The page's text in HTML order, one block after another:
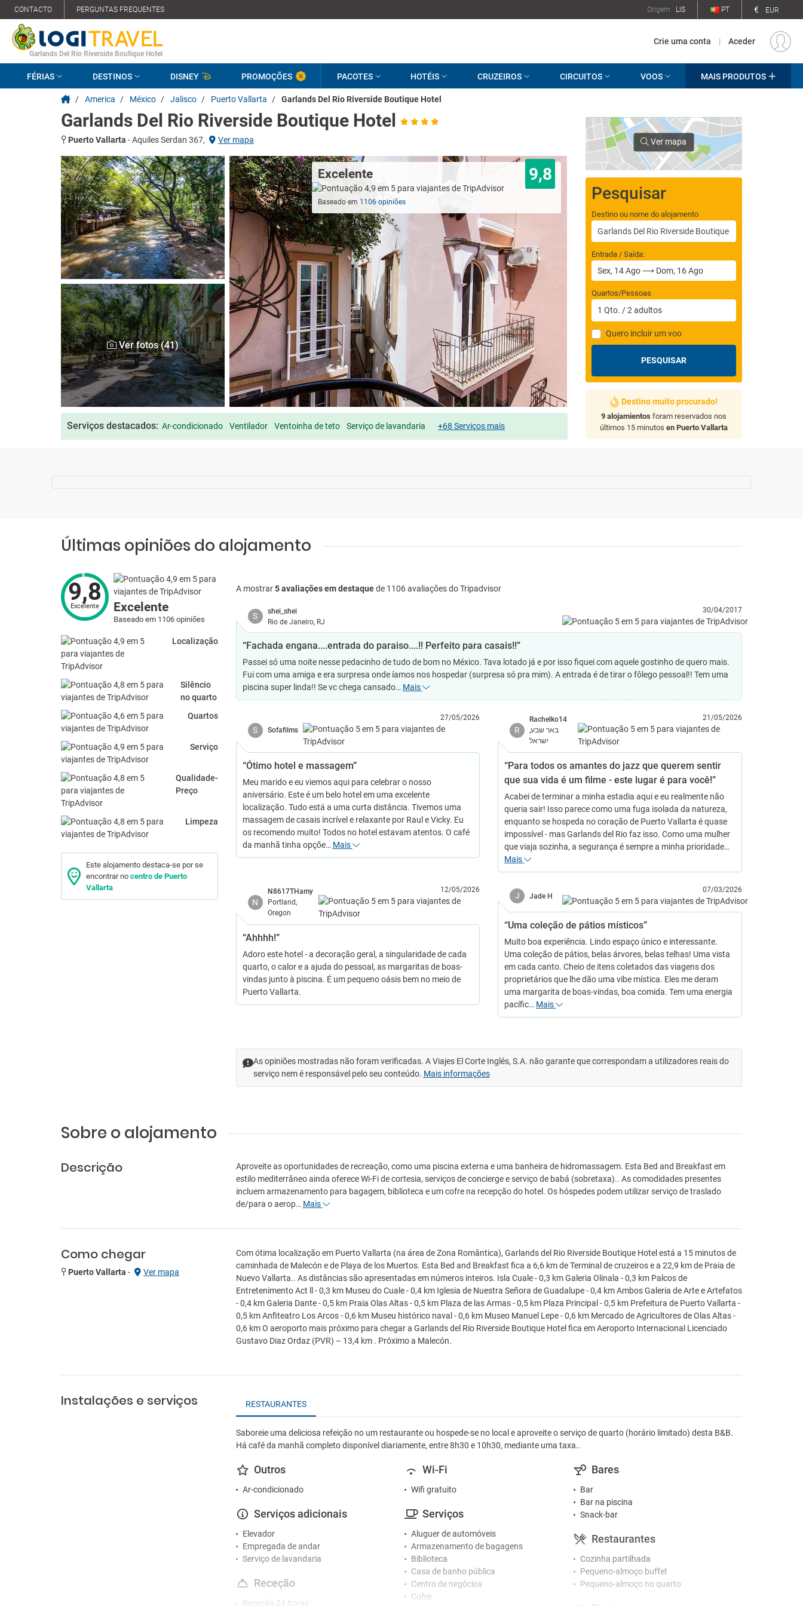
CONTACTO PERGUNTAS FREQUENTES Origem LIS PT € EUR
Garlands Del Rio Riverside Boutique Hotel
Crie uma conta | Aceder
FÉRIAS DESTINOS DISNEY PROMOÇÕES PACOTES HOTÉIS CRUZEIROS CIRCUITOS VOOS MAIS PRODUTOS
/ America / México / Jalisco / Puerto Vallarta / Garlands Del Rio Riverside Boutique Hotel
Garlands Del Rio Riverside Boutique Hotel
Puerto Vallarta -Aquiles Serdan 367, Ver mapa
Ver fotos (41)
Excelente 9,8
Baseado em 1106 opiniões
Serviços destacados: Ar-condicionado Ventilador Ventoinha de teto Serviço de lavandaria +68 Serviços mais
Ver mapa
Pesquisar
Destino ou nome do alojamento
Entrada / Saída:
Quartos/Pessoas
1 Qto. /2 adultos
Quero incluir um voo
PESQUISAR
Destino muito procurado!
9 alojamientos foram reservados nos
últimos 15 minutos en Puerto Vallarta
Últimas opiniões do alojamento
9,8
Excelente Excelente
Baseado em 1106 opiniões
Localização
Silêncio
no quarto
Quartos
Serviço
Qualidade-
Preço
Limpeza
Este alojamento destaca-se por se
encontrar no centro de Puerto
Vallarta
A mostrar5 avaliações em destaquede 1106 avaliações do Tripadvisor
S
shei_shei
Rio de Janeiro, RJ
30/04/2017
“Fachada engana....entrada do paraiso....!! Perfeito para casais!!”
Passei só uma noite nesse pedacinho de tudo de bom no México. Tava lotado já e por isso fiquei com aquele gostinho de quero mais.
Fui com uma amiga e era surpresa onde íamos nos hospedar (surpresa só pra mim). A entrada é de tirar o fôlego pessoal!! Tem uma
piscina super linda!! Se vc chega cansado… Mais
S Sofafilms
27/05/2026
“Ótimo hotel e massagem”
Meu marido e eu viemos aqui para celebrar o nosso
aniversário. Este é um belo hotel em uma excelente
localização. Tudo está a uma curta distância. Tivemos uma
massagem de casais incrível e relaxante por Raul e Vicky. Eu
os recomendo muito! Todos no hotel estavam atentos. O café
da manhã tinha opçõe… Mais
R
Rachelko14
באר שבע,
ישראל
21/05/2026
“Para todos os amantes do jazz que querem sentir
que sua vida é um filme - este lugar é para você!”
Acabei de terminar a minha estadia aqui e eu realmente não
queria sair! Isso parece como uma fuga isolada da natureza,
enquanto se hospeda no coração de Puerto Vallarta é quase
impossível - mas Garlands del Rio faz isso. Como uma mulher
que viaja sozinha, a segurança é sempre a minha prioridade…
Mais
N
N8617THamy
Portland,
Oregon
12/05/2026
“Ahhhh!”
Adoro este hotel - a decoração geral, a singularidade de cada
quarto, o calor e a ajuda do pessoal, as margaritas de boas-
vindas junto à piscina. É um pequeno oásis bem no meio de
Puerto Vallarta.
J Jade H
07/03/2026
“Uma coleção de pátios místicos”
Muito boa experiência. Lindo espaço único e interessante.
Uma coleção de pátios, belas árvores, belas telhas! Uma vista
em cada canto. Cheio de itens coletados das viagens dos
proprietários que lhe dão uma vibe mística. Eles me deram
uma margarita de boas-vindas, boa comida. Tem uma energia
pacífic… Mais
As opiniões mostradas não foram verificadas. A Viajes El Corte Inglés, S.A. não garante que correspondam a utilizadores reais do
serviço nem é responsável pelo seu conteúdo. Mais informações
Sobre o alojamento
Descrição
Aproveite as oportunidades de recreação, como uma piscina externa e uma banheira de hidromassagem. Esta Bed and Breakfast em
estilo mediterrâneo ainda oferece Wi-Fi de cortesia, serviços de concierge e serviço de babá (sobretaxa).. As comodidades presentes
incluem armazenamento para bagagem, biblioteca e um cofre na recepção do hotel. Os hóspedes podem utilizar serviço de traslado
de/para o aerop… Mais
Como chegar
Puerto Vallarta - Ver mapa
Com ótima localização em Puerto Vallarta (na área de Zona Romântica), Garlands del Rio Riverside Boutique Hotel está a 15 minutos de
caminhada de Malecón e de Playa de los Muertos. Esta Bed and Breakfast fica a 6,6 km de Terminal de cruzeiros e a 22,9 km de Praia de
Nuevo Vallarta.. As distâncias são apresentadas em números inteiros. Isla Cuale - 0,3 km Galeria Olinala - 0,3 km Palcos de
Entretenimento Act ll - 0,3 km Museu do Cuale - 0,4 km Iglesia de Nuestra Señora de Guadalupe - 0,4 km Ambos Galeria de Arte e Artefatos
- 0,4 km Galeria Dante - 0,5 km Praia Olas Altas - 0,5 km Plaza de las Armas - 0,5 km Plaza Principal - 0,5 km Prefeitura de Puerto Vallarta -
0,5 km Anfiteatro Los Arcos - 0,6 km Museu histórico naval - 0,6 km Museo Manuel Lepe - 0,6 km Mercado de Agricultores de Olas Altas -
0,6 km O aeroporto mais próximo para chegar a Garlands del Rio Riverside Boutique Hotel fica em Aeroporto Internacional Licenciado
Gustavo Diaz Ordaz (PVR) – 13,4 km . Próximo a Malecón.
Instalações e serviços RESTAURANTES
Saboreie uma deliciosa refeição no um restaurante ou hospede-se no local e aproveite o serviço de quarto (horário limitado) desta B&B.
Há café da manhã completo disponível diariamente, entre 8h30 e 10h30, mediante uma taxa..
Outros
Ar-condicionado
Serviços adicionais
Elevador
Empregada de andar
Serviço de lavandaria
Receção
Receção 24 horas
Wi-Fi
Wifi gratuito
Serviços
Aluguer de automóveis
Armazenamento de bagagens
Biblioteca
Casa de banho pública
Centro de negócios
Cofre
Bares
Bar
Bar na piscina
Snack-bar
Restaurantes
Cozinha partilhada
Pequeno-almoço buffet
Pequeno-almoço no quarto